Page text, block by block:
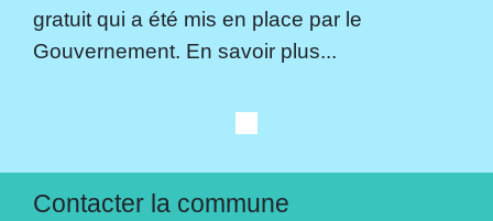
gratuit qui a été mis en place par le
Gouvernement. En savoir plus...
Contacter la commune